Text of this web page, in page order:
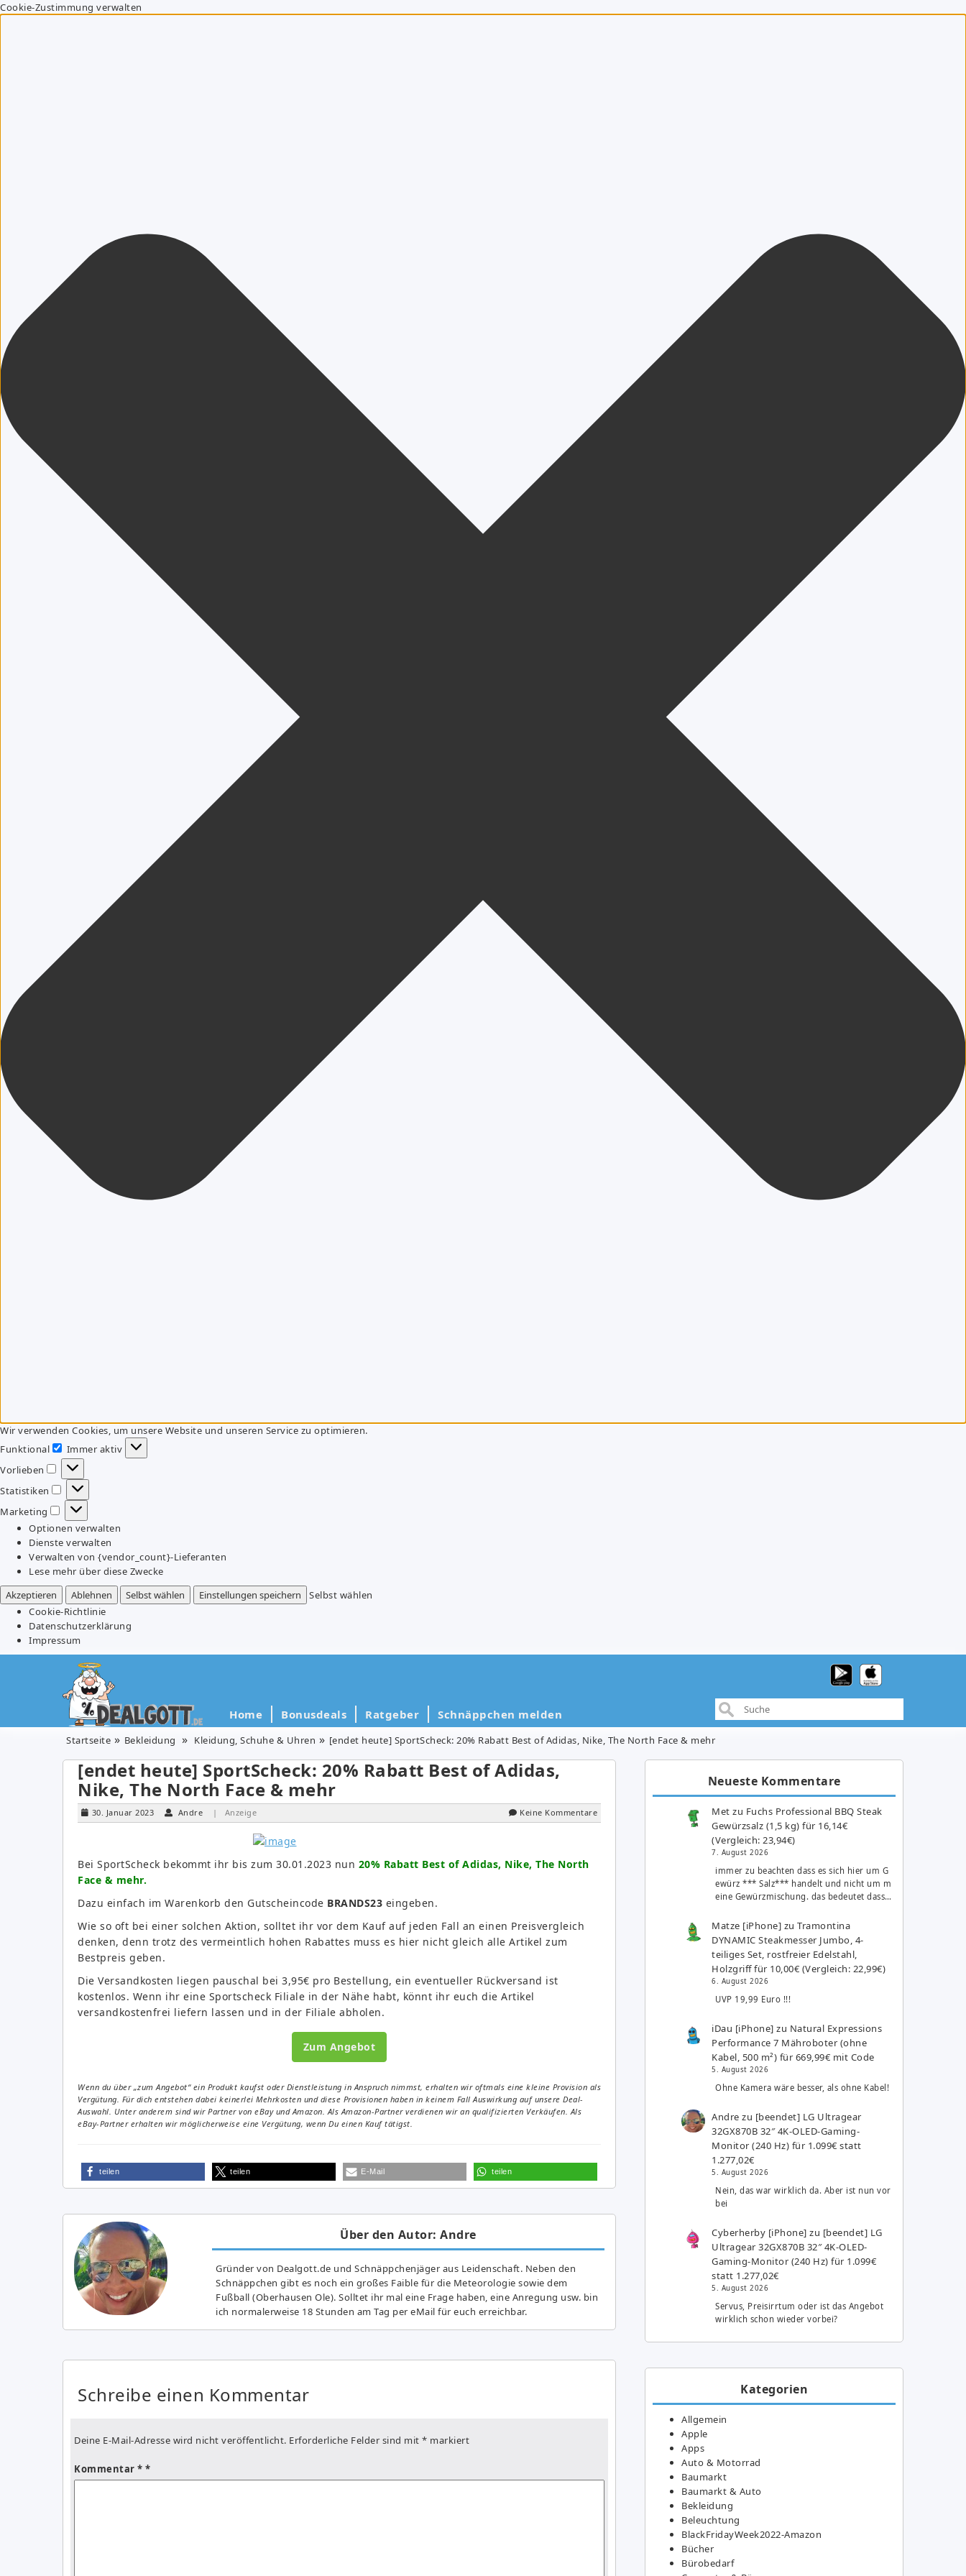
Cookie-Zustimmung verwalten
Wir verwenden Cookies, um unsere Website und unseren Service zu optimieren.
Funktional
Funktional
Immer aktiv
Vorlieben
Vorlieben
Statistiken
Statistiken
Marketing
Marketing
Optionen verwalten
Dienste verwalten
Verwalten von {vendor_count}-Lieferanten
Lese mehr über diese Zwecke
Akzeptieren
Ablehnen Selbst wählen Einstellungen speichern
Selbst wählen
Cookie-Richtlinie
Datenschutzerklärung
Impressum
Home Bonusdeals Ratgeber Schnäppchen melden
Startseite Bekleidung Kleidung, Schuhe & Uhren [endet heute] SportScheck: 20% Rabatt Best of Adidas, Nike, The North Face & mehr
[endet heute] SportScheck: 20% Rabatt Best of Adidas,
Nike, The North Face & mehr
30. Januar 2023 Andre | Anzeige Keine Kommentare
Bei SportScheck bekommt ihr bis zum 30.01.2023 nun 20% Rabatt Best of Adidas, Nike, The North
Face & mehr.
Dazu einfach im Warenkorb den Gutscheincode BRANDS23 eingeben.
Wie so oft bei einer solchen Aktion, solltet ihr vor dem Kauf auf jeden Fall an einen Preisvergleich
denken, denn trotz des vermeintlich hohen Rabattes muss es hier nicht gleich alle Artikel zum
Bestpreis geben.
Die Versandkosten liegen pauschal bei 3,95€ pro Bestellung, ein eventueller Rückversand ist
kostenlos. Wenn ihr eine Sportscheck Filiale in der Nähe habt, könnt ihr euch die Artikel
versandkostenfrei liefern lassen und in der Filiale abholen.
Zum Angebot
Wenn du über „zum Angebot“ ein Produkt kaufst oder Dienstleistung in Anspruch nimmst, erhalten wir oftmals eine kleine Provision als
Vergütung. Für dich entstehen dabei keinerlei Mehrkosten und diese Provisionen haben in keinem Fall Auswirkung auf unsere Deal-
Auswahl. Unter anderem sind wir Partner von eBay und Amazon. Als Amazon-Partner verdienen wir an qualifizierten Verkäufen. Als
eBay-Partner erhalten wir möglicherweise eine Vergütung, wenn Du einen Kauf tätigst.
teilen teilen E-Mail teilen
Über den Autor: Andre
Gründer von Dealgott.de und Schnäppchenjäger aus Leidenschaft. Neben den
Schnäppchen gibt es noch ein großes Fai­ble für die Meteorologie sowie dem
Fußball (Oberhausen Ole). Solltet ihr mal eine Frage haben, eine Anregung usw. bin
ich normalerweise 18 Stunden am Tag per eMail für euch erreichbar.
Schreibe einen Kommentar
Deine E-Mail-Adresse wird nicht veröffentlicht. Erforderliche Felder sind mit * markiert
Kommentar *
Neueste Kommentare
Met zu Fuchs Professional BBQ Steak
Gewürzsalz (1,5 kg) für 16,14€
(Vergleich: 23,94€)
7. August 2026
immer zu beachten dass es sich hier um G
ewürz *** Salz*** handelt und nicht um m
eine Gewürzmischung. das bedeutet dass…
Matze [iPhone] zuTramontina
DYNAMIC Steakmesser Jumbo, 4-
teiliges Set, rostfreier Edelstahl,
Holzgriff für 10,00€ (Vergleich: 22,99€)
6. August 2026
UVP 19,99 Euro !!!
iDau [iPhone] zu Natural Expressions
Performance 7 Mähroboter (ohne
Kabel, 500 m²) für 669,99€ mit Code
5. August 2026
Ohne Kamera wäre besser, als ohne Kabel!
Andre zu [beendet] LG Ultragear
32GX870B 32″ 4K-OLED-Gaming-
Monitor (240 Hz) für 1.099€ statt
1.277,02€
5. August 2026
Nein, das war wirklich da. Aber ist nun vor
bei
Cyberherby [iPhone] zu [beendet] LG
Ultragear 32GX870B 32″ 4K-OLED-
Gaming-Monitor (240 Hz) für 1.099€
statt 1.277,02€
5. August 2026
Servus, Preisirrtum oder ist das Angebot
wirklich schon wieder vorbei?
Kategorien
Allgemein
Apple
Apps
Auto & Motorrad
Baumarkt
Baumarkt & Auto
Bekleidung
Beleuchtung
BlackFridayWeek2022-Amazon
Bücher
Bürobedarf